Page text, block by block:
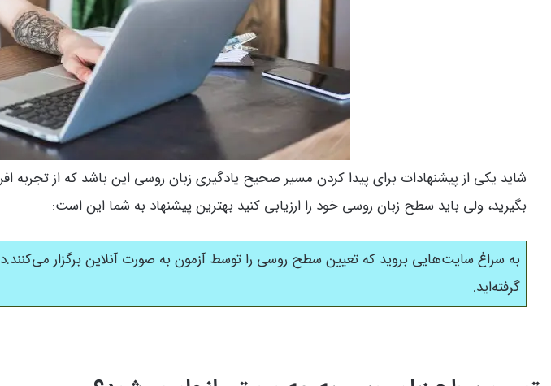
شاید یکی از پیشنهادات برای پیدا کردن مسیر صحیح یادگیری زبان روسی این باشد که از تجربه
بگیرید، ولی باید سطح زبان روسی خود را ارزیابی کنید بهترین پیشنهاد به شما این است:
به سراغ سایت‌هایی بروید که تعیین سطح روسی را توسط آزمون به صورت آنلاین برگزار
گرفته‌اید.